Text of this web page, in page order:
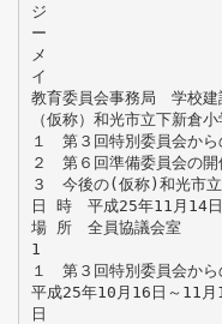
ジ
ー
メ
イ
教育委員会事務局 学校建
（仮称）和光市立下新倉
１ 第３回特別委員会から
２ 第６回準備委員会の開
３ 今後の(仮称)和光市立
日 時 平成25年11月14
場 所 全員協議会室
1
１ 第３回特別委員会から
平成25年10月16日～11月
日